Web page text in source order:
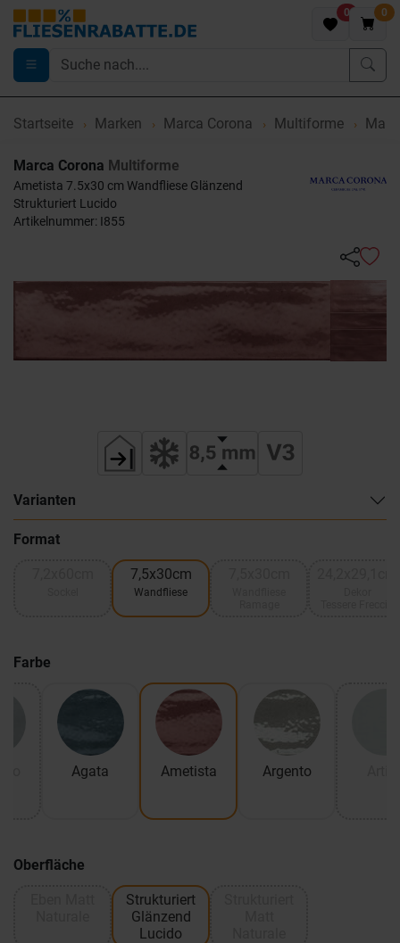
0 0
Startseite Marken Marca Corona Multiforme
Marca Corona Multiforme
Ametista 7.5x30 cm Wandfliese Glänzend
Strukturiert Lucido
Artikelnummer: I855
Varianten
Format
7,5x30cm
Wandfliese
Farbe
Agata Ametista Argento
Oberfläche
Strukturiert
Glänzend
Lucido